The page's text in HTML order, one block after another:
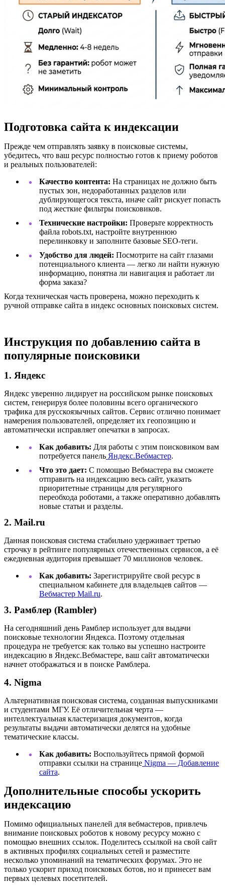
Подготовка сайта к индексации
Прежде чем отправлять заявку в поисковые системы,
убедитесь, что ваш ресурс полностью готов к приему роботов
и реальных пользователей:
Качество контента: На страницах не должно быть
пустых зон, недоработанных разделов или
дублирующегося текста, иначе сайт рискует попасть
под жесткие фильтры поисковиков.
Технические настройки: Проверьте корректность
файла robots.txt, настройте внутреннюю
перелинковку и заполните базовые SEO-теги.
Удобство для людей: Посмотрите на сайт глазами
потенциального клиента — легко ли найти нужную
информацию, понятна ли навигация и работает ли
форма заказа?
Когда техническая часть проверена, можно переходить к
ручной отправке сайта в индекс основных поисковых систем.
Инструкция по добавлению сайта в
популярные поисковики
1. Яндекс
Яндекс уверенно лидирует на российском рынке поисковых
систем, генерируя более половины всего органического
трафика для русскоязычных сайтов. Сервис отлично понимает
намерения пользователей, определяет их геопозицию и
автоматически исправляет опечатки в запросах.
Как добавить: Для работы с этим поисковиком вам
потребуется панель Яндекс.Вебмастер.
Что это дает: С помощью Вебмастера вы сможете
отправить на индексацию весь сайт, указать
приоритетные страницы для регулярного
переобхода роботами, а также оперативно добавлять
новые статьи и разделы.
2. Mail.ru
Данная поисковая система стабильно удерживает третью
строчку в рейтинге популярных отечественных сервисов, а её
ежедневная аудитория превышает 70 миллионов человек.
Как добавить: Зарегистрируйте свой ресурс в
специальном кабинете для владельцев сайтов —
Вебмастер Mail.ru.
3. Рамблер (Rambler)
На сегодняшний день Рамблер использует для выдачи
поисковые технологии Яндекса. Поэтому отдельная
процедура не требуется: как только вы успешно настроите
индексацию в Яндекс.Вебмастере, ваш сайт автоматически
начнет отображаться и в поиске Рамблера.
4. Nigma
Альтернативная поисковая система, созданная выпускниками
и студентами МГУ. Её отличительная черта —
интеллектуальная кластеризация документов, когда
результаты выдачи автоматически делятся на удобные
тематические классы.
Как добавить: Воспользуйтесь прямой формой
отправки ссылки на странице Nigma — Добавление
сайта.
Дополнительные способы ускорить
индексацию
Помимо официальных панелей для вебмастеров, привлечь
внимание поисковых роботов к новому ресурсу можно с
помощью внешних ссылок. Поделитесь ссылкой на свой сайт
в активных профилях социальных сетей и разместите
несколько упоминаний на тематических форумах. Это не
только ускорит приход поисковых ботов, но и принесет вам
первых целевых посетителей.